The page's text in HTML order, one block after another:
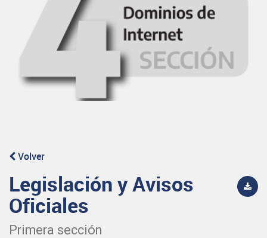
Volver
Legislación y Avisos
Oficiales
Primera sección